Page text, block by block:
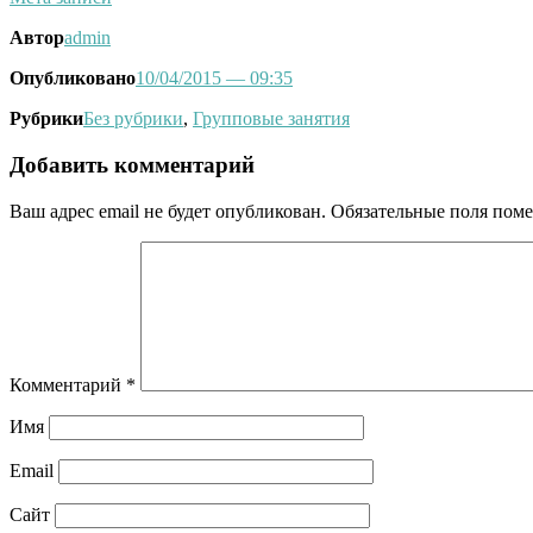
Авторadmin
Опубликовано10/04/2015 — 09:35
РубрикиБез рубрики, Групповые занятия
Добавить комментарий
Ваш адрес email не будет опубликован. Обязательные поля
Комментарий *
Имя
Email
Сайт